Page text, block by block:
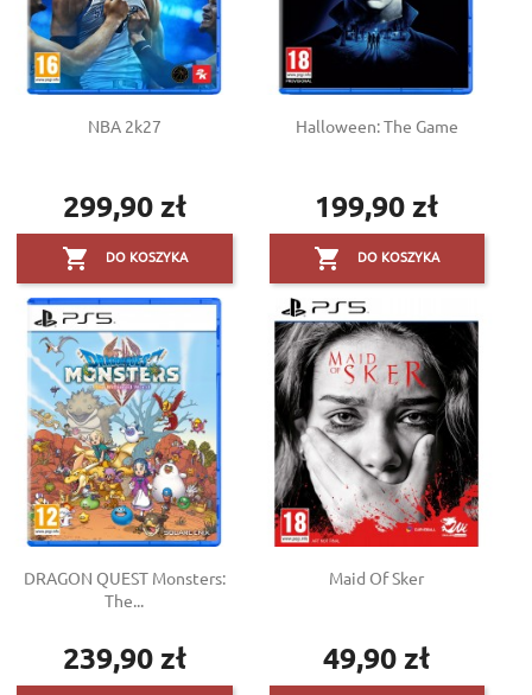
NBA 2k27
Cena
299,90 zł
 DO KOSZYKA
Halloween: The Game
Cena
199,90 zł
 DO KOSZYKA
DRAGON QUEST Monsters:
The...
Cena
239,90 zł
Maid Of Sker
Cena
49,90 zł